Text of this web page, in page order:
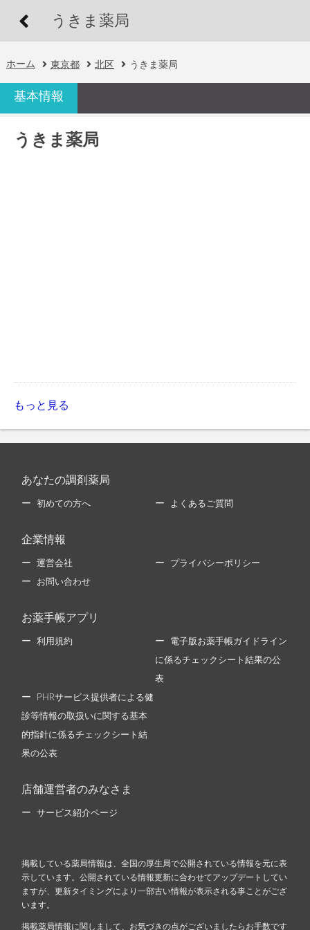
うきま薬局
ホーム 東京都 北区 うきま薬局
基本情報
うきま薬局
もっと見る
あなたの調剤薬局
初めての方へ よくあるご質問
企業情報
運営会社 プライバシーポリシー
お問い合わせ
お薬手帳アプリ
利用規約 電子版お薬手帳ガイドライン
に係るチェックシート結果の公
表
PHRサービス提供者による健
診等情報の取扱いに関する基本
的指針に係るチェックシート結
果の公表
店舗運営者のみなさま
サービス紹介ページ
掲載している薬局情報は、全国の厚生局で公開されている情報を元に表
示しています。公開されている情報更新に合わせてアップデートしてい
ますが、更新タイミングにより一部古い情報が表示される事ことがござ
います。
掲載薬局情報に関しまして、お気づきの点がございましたらお手数です